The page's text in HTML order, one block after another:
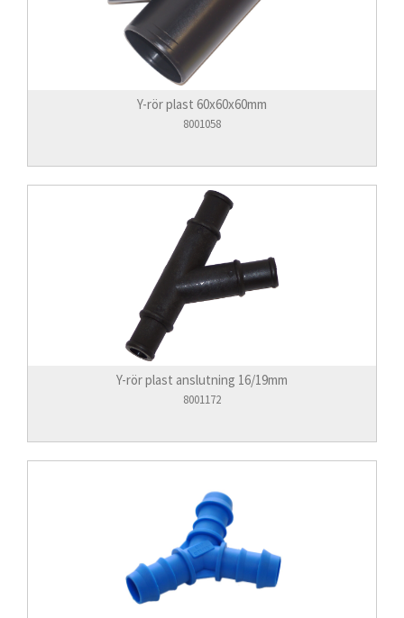
Y-rör plast 60x60x60mm
8001058
Y-rör plast anslutning 16/19mm
8001172